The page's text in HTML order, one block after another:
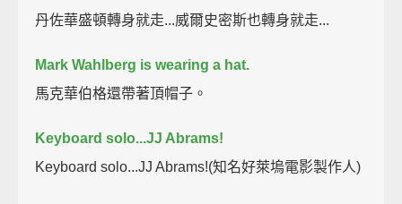
丹佐華盛頓轉身就走...威爾史密斯也轉身就走...
Mark Wahlberg is wearing a hat.
馬克華伯格還帶著頂帽子。
Keyboard solo...JJ Abrams!
Keyboard solo...JJ Abrams!(知名好萊塢電影製作人)